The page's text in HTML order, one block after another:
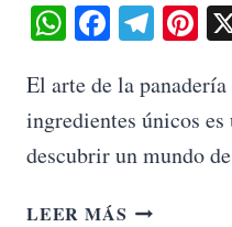
WhatsApp
El arte de la
ingredientes únicos
descubrir un mundo
LEER MÁS EL